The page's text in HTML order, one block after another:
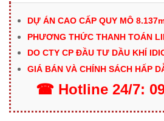
DỰ ÁN CAO CẤP QUY MÔ
PHƯƠNG THỨC THANH TOÁN
DO CTY CP ĐẦU TƯ DẦU KHÍ
GIÁ BÁN VÀ CHÍNH SÁCH HẤP
☎ Hotline 24/7: